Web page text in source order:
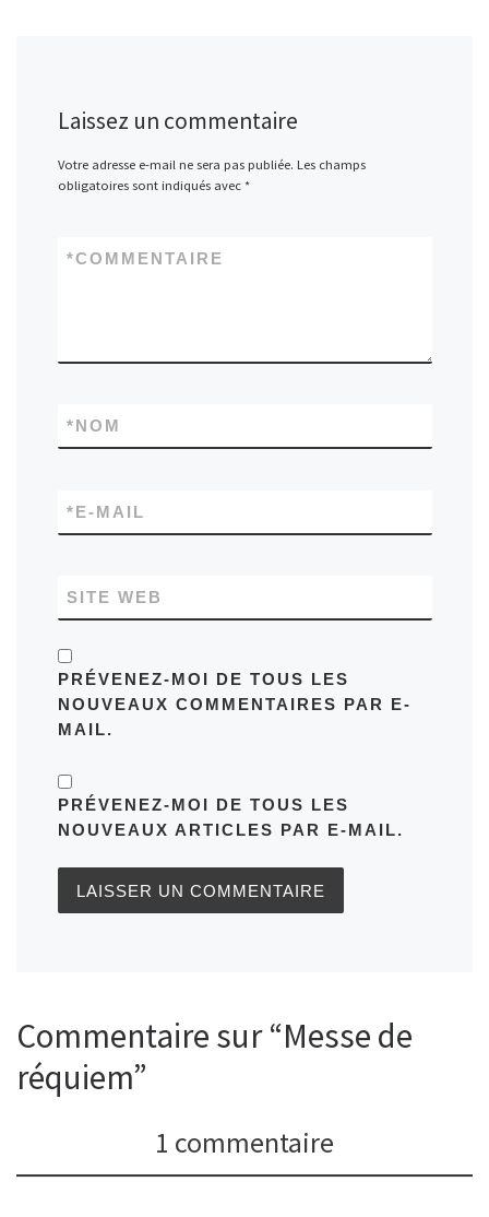
Laissez un commentaire
Votre adresse e-mail ne sera pas publiée. Les champs
obligatoires sont indiqués avec *
COMMENTAIRE
*
NOM
*
E-MAIL
*
SITE WEB
PRÉVENEZ-MOI DE TOUS LES
NOUVEAUX COMMENTAIRES PAR E-
MAIL.
PRÉVENEZ-MOI DE TOUS LES
NOUVEAUX ARTICLES PAR E-MAIL.
Commentaire sur “Messe de
réquiem”
1 commentaire